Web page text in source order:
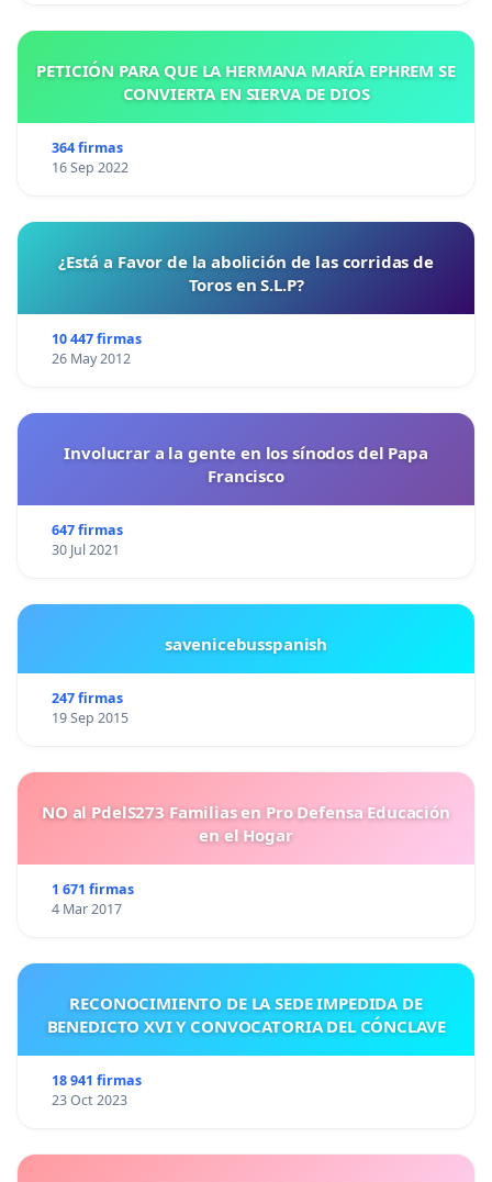
PETICIÓN PARA QUE LA HERMANA MARÍA EPHREM SE
CONVIERTA EN SIERVA DE DIOS
364 firmas
16 Sep 2022
¿Está a Favor de la abolición de las corridas de
Toros en S.L.P?
10 447 firmas
26 May 2012
Involucrar a la gente en los sínodos del Papa
Francisco
647 firmas
30 Jul 2021
savenicebusspanish
247 firmas
19 Sep 2015
NO al PdelS273 Familias en Pro Defensa Educación
en el Hogar
1 671 firmas
4 Mar 2017
RECONOCIMIENTO DE LA SEDE IMPEDIDA DE
BENEDICTO XVI Y CONVOCATORIA DEL CÓNCLAVE
18 941 firmas
23 Oct 2023